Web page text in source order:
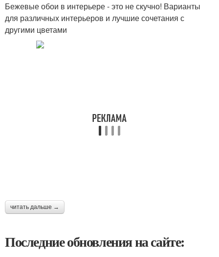
Бежевые обои в интерьере - это не скучно! Варианты
для различных интерьеров и лучшие сочетания с
другими цветами
читать дальше →
Последние обновления на сайте: